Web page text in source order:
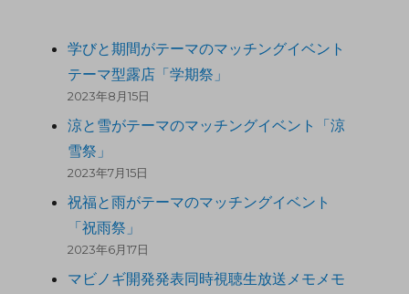
学びと期間がテーマのマッチングイベント
テーマ型露店「学期祭」
2023年8月15日
涼と雪がテーマのマッチングイベント「涼
雪祭」
2023年7月15日
祝福と雨がテーマのマッチングイベント
「祝雨祭」
2023年6月17日
マビノギ開発発表同時視聴生放送メモメモ